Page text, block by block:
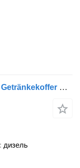
Mitsubishi Fuso FUSO FUSO 9 C 18 Getränkekoffer m. 4,7 m Rolläden
дизель